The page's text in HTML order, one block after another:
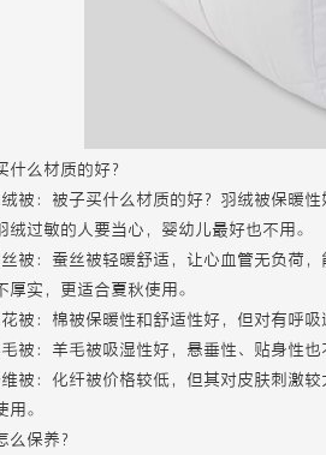
什么材质的好？
被：被子买什么材质的好？羽绒被保暖
绒过敏的人要当心，婴幼儿最好也不用。
被：蚕丝被轻暖舒适，让心血管无负荷
厚实，更适合夏秋使用。
被：棉被保暖性和舒适性好，但对有呼
被：羊毛被吸湿性好，悬垂性、贴身性
被：化纤被价格较低，但其对皮肤刺激
用。
么保养？